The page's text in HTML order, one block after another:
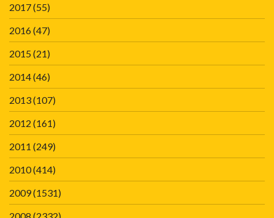
2017(55)
2016(47)
2015(21)
2014(46)
2013(107)
2012 (161)
2011 (249)
2010(414)
2009(1531)